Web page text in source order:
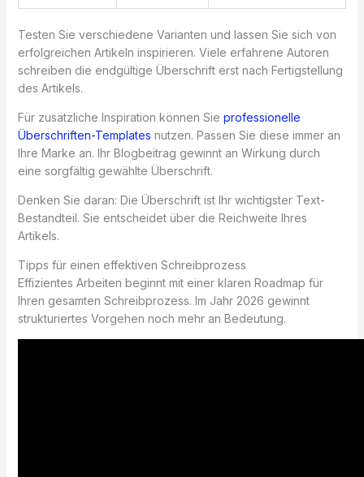
Testen Sie verschiedene Varianten und lassen Sie sich von
erfolgreichen Artikeln inspirieren. Viele erfahrene Autoren
schreiben die endgültige Überschrift erst nach Fertigstellung
des Artikels.
Für zusätzliche Inspiration können Sie professionelle
Überschriften-Templates nutzen. Passen Sie diese immer an
Ihre Marke an. Ihr Blogbeitrag gewinnt an Wirkung durch
eine sorgfältig gewählte Überschrift.
Denken Sie daran: Die Überschrift ist Ihr wichtigster Text-
Bestandteil. Sie entscheidet über die Reichweite Ihres
Artikels.
Tipps für einen effektiven Schreibprozess
Effizientes Arbeiten beginnt mit einer klaren Roadmap für
Ihren gesamten Schreibprozess. Im Jahr 2026 gewinnt
strukturiertes Vorgehen noch mehr an Bedeutung.